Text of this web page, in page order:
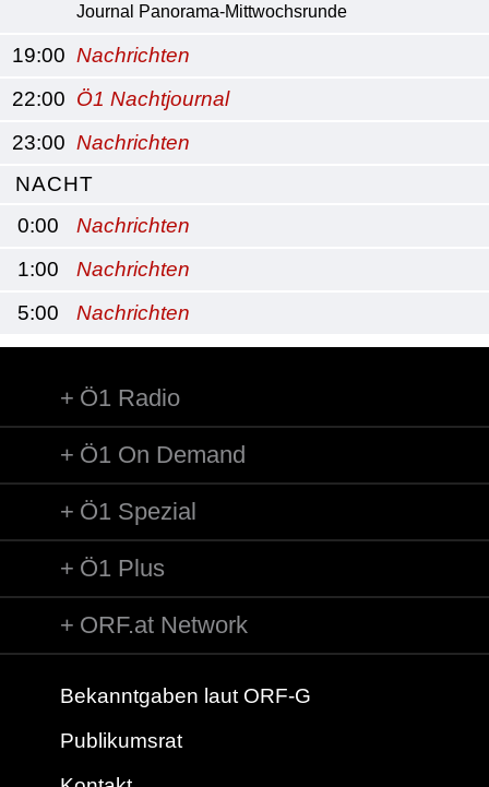
Journal Panorama-Mittwochsrunde
19:00 Nachrichten
22:00 Ö1 Nachtjournal
23:00 Nachrichten
NACHT
0:00
Nachrichten
1:00
Nachrichten
5:00
Nachrichten
Ö1 Radio
Ö1 On Demand
Ö1 Spezial
Ö1 Plus
ORF.at Network
Bekanntgaben laut ORF-G
Publikumsrat